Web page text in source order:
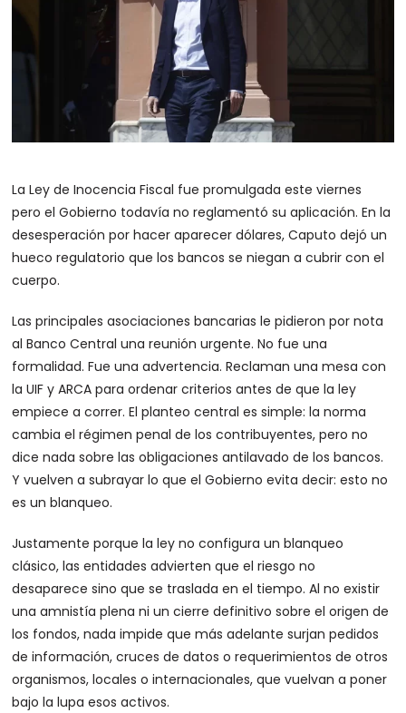
La Ley de Inocencia Fiscal fue promulgada este viernes
pero el Gobierno todavía no reglamentó su aplicación. En la
desesperación por hacer aparecer dólares, Caputo dejó un
hueco regulatorio que los bancos se niegan a cubrir con el
cuerpo.
Las principales asociaciones bancarias le pidieron por nota
al Banco Central una reunión urgente. No fue una
formalidad. Fue una advertencia. Reclaman una mesa con
la UIF y ARCA para ordenar criterios antes de que la ley
empiece a correr. El planteo central es simple: la norma
cambia el régimen penal de los contribuyentes, pero no
dice nada sobre las obligaciones antilavado de los bancos.
Y vuelven a subrayar lo que el Gobierno evita decir: esto no
es un blanqueo.
Justamente porque la ley no configura un blanqueo
clásico, las entidades advierten que el riesgo no
desaparece sino que se traslada en el tiempo. Al no existir
una amnistía plena ni un cierre definitivo sobre el origen de
los fondos, nada impide que más adelante surjan pedidos
de información, cruces de datos o requerimientos de otros
organismos, locales o internacionales, que vuelvan a poner
bajo la lupa esos activos.